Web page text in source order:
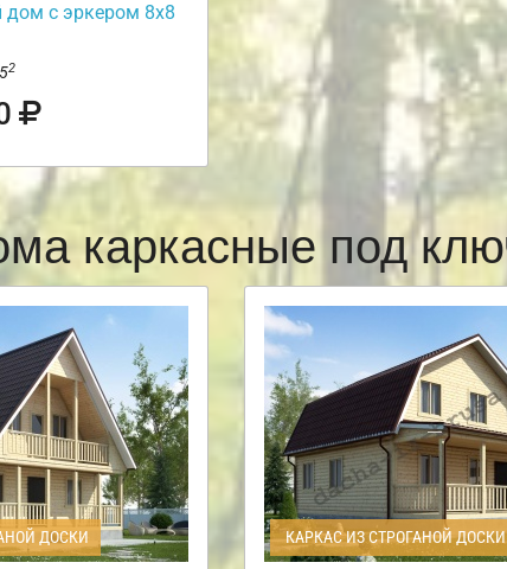
с эркером 8х8
2
каркасные под
ДОСКИ КАРКАС ИЗ СТРОГАНОЙ ДОСКИ